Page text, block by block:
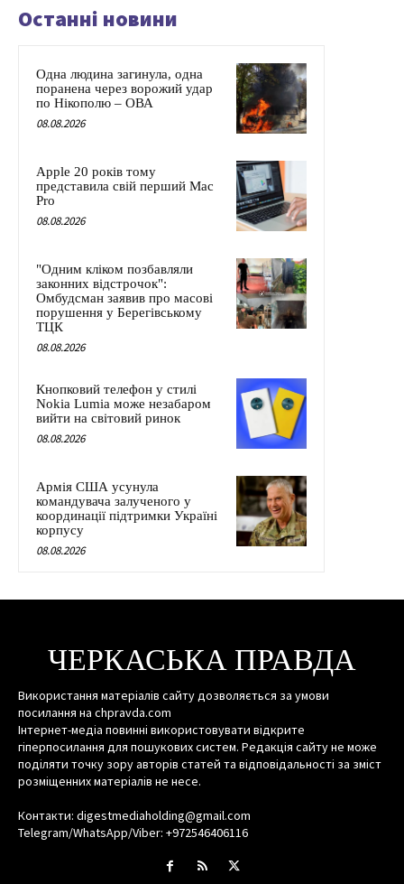
Останні новини
Одна людина загинула, одна
поранена через ворожий удар
по Нікополю – ОВА
08.08.2026
Apple 20 років тому
представила свій перший Mac
Pro
08.08.2026
"Одним кліком позбавляли
законних відстрочок":
Омбудсман заявив про масові
порушення у Берегівському
ТЦК
08.08.2026
Кнопковий телефон у стилі
Nokia Lumia може незабаром
вийти на світовий ринок
08.08.2026
Армія США усунула
командувача залученого у
координації підтримки Україні
корпусу
08.08.2026
ЧЕРКАСЬКА ПРАВДА
Використання матеріалів сайту дозволяється за умови
посилання на chpravda.com
Інтернет-медіа повинні використовувати відкрите
гіперпосилання для пошукових систем. Редакція сайту не може
поділяти точку зору авторів статей та відповідальності за зміст
розміщенних матеріалів не несе.
Контакти: digestmediaholding@gmail.com
Telegram/WhatsApp/Viber: +972546406116